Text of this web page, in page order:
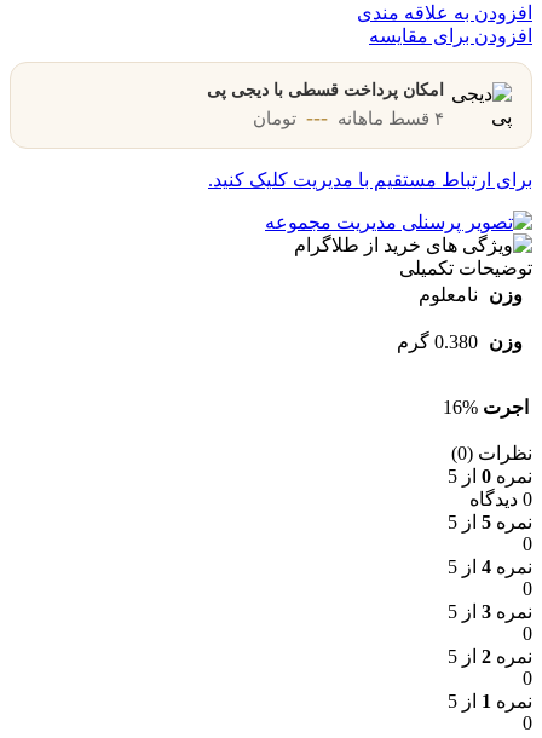
افزودن به علاقه مندی
افزودن برای مقایسه
امکان پرداخت قسطی با دیجی پی
۴ قسط ماهانه --- تومان
برای ارتباط مستقیم با مدیریت کلیک کنید.
توضیحات تکمیلی
وزن
نامعلوم
وزن 0.380 گرم
اجرت 16%
نظرات (0)
نمره 0 از 5
0 دیدگاه
نمره 5 از 5
0
نمره 4 از 5
0
نمره 3 از 5
0
نمره 2 از 5
0
نمره 1 از 5
0